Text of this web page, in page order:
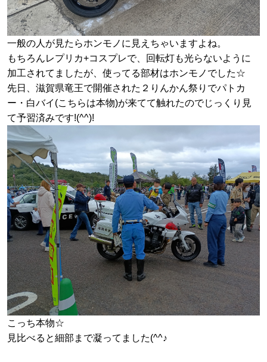
一般の人が見たらホンモノに見えちゃいますよね。
もちろんレプリカ+コスプレで、回転灯も光らないように
加工されてましたが、使ってる部材はホンモノでした☆
先日、滋賀県竜王で開催された２りんかん祭りでパトカ
ー・白バイ(こちらは本物)が来てて触れたのでじっくり見
て予習済みです!(^^)!
こっち本物☆
見比べると細部まで凝ってました(^^♪